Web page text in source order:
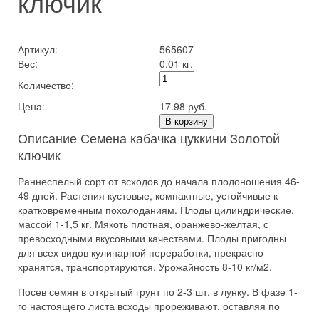
Артикул:
565607
Вес:
0.01 кг.
Количество:
Цена:
17.98 руб.
В корзину
Описание Семена кабачка цуккини Золотой
ключик
Раннеспелый сорт от всходов до начала плодоношения 46-
49 дней. Растения кустовые, компактные, устойчивые к
кратковременным похолоданиям. Плоды цилиндрические,
массой 1-1,5 кг. Мякоть плотная, оранжево-желтая, с
превосходными вкусовыми качествами. Плоды пригодны
для всех видов кулинарной переработки, прекрасно
хранятся, транспортируются. Урожайность 8-10 кг/м2.
Посев семян в открытый грунт по 2-3 шт. в лунку. В фазе 1-
го настоящего листа всходы прореживают, оставляя по